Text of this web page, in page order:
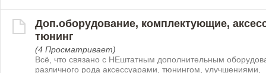
Доп.оборудование, комплектующие,
тюнинг
(4 Просматривает)
Всё, что связано с НЕштатным дополнительным
различного рода аксессуарами, тюнингом, улучшениями,